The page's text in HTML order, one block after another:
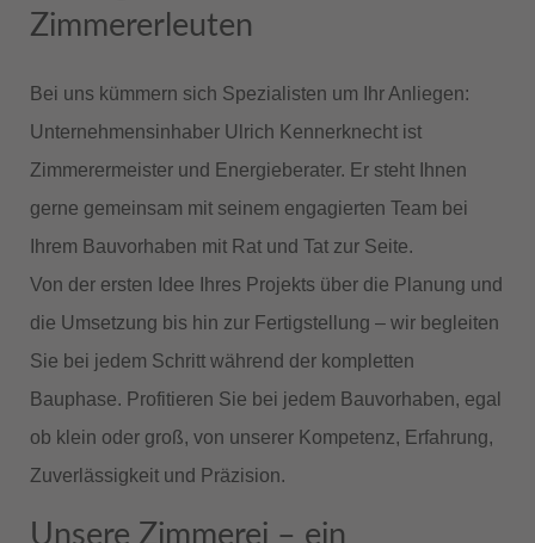
Zimmererleuten
Bei uns kümmern sich Spezialisten um Ihr Anliegen:
Unternehmensinhaber Ulrich Kennerknecht ist
Zimmerermeister und Energieberater. Er steht Ihnen
gerne gemeinsam mit seinem engagierten Team bei
Ihrem Bauvorhaben mit Rat und Tat zur Seite.
Von der ersten Idee Ihres Projekts über die Planung und
die Umsetzung bis hin zur Fertigstellung – wir begleiten
Sie bei jedem Schritt während der kompletten
Bauphase. Profitieren Sie bei jedem Bauvorhaben, egal
ob klein oder groß, von unserer Kompetenz, Erfahrung,
Zuverlässigkeit und Präzision.
Unsere Zimmerei – ein